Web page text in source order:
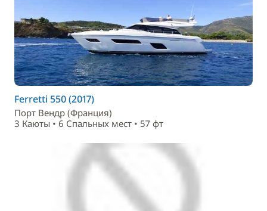
Ferretti 550 (2017)
Порт Вендр (Франция)
3 Каюты • 6 Спальныx мест • 57 фт